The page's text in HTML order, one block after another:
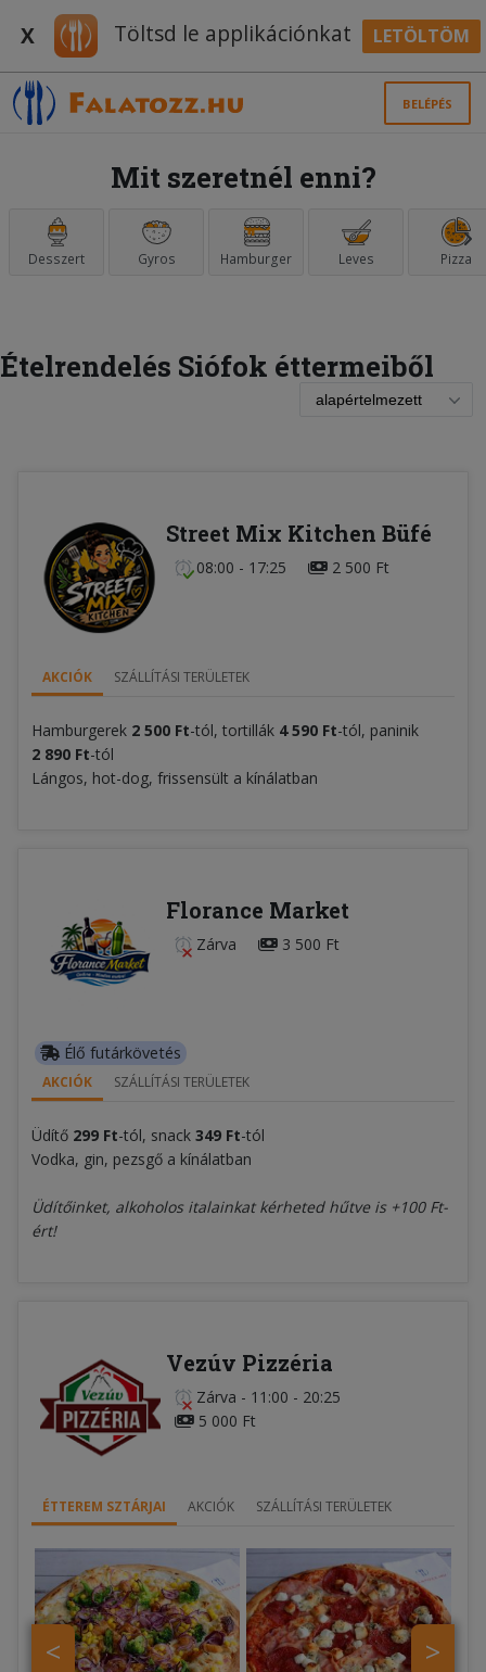
X Töltsd le applikációnkat LETÖLTÖM
BELÉPÉS
Mit szeretnél enni?
Desszert Gyros Hamburger Leves Pizza
Ételrendelés Siófok éttermeiből
Street Mix Kitchen Büfé
08:00 - 17:25 2 500 Ft
AKCIÓK SZÁLLÍTÁSI TERÜLETEK
Hamburgerek 2 500 Ft-tól, tortillák 4 590 Ft-tól, paninik
2 890 Ft-tól
Lángos, hot-dog, frissensült a kínálatban
Florance Market
Zárva 3 500 Ft
Élő futárkövetés
AKCIÓK SZÁLLÍTÁSI TERÜLETEK
Üdítő 299 Ft-tól, snack 349 Ft-tól
Vodka, gin, pezsgő a kínálatban
Üdítőinket, alkoholos italainkat kérheted hűtve is +100 Ft-
ért!
Vezúv Pizzéria
Zárva - 11:00 - 20:25
5 000 Ft
ÉTTEREM SZTÁRJAI AKCIÓK SZÁLLÍTÁSI TERÜLETEK
>
<